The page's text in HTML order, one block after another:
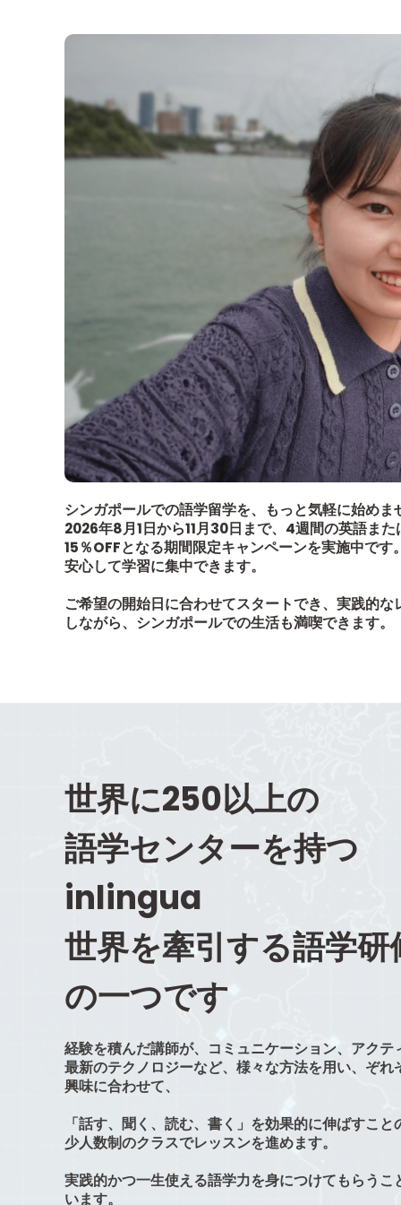
シンガポールでの語学留学を、もっと気軽に始めま
2026年8月1日から11月30日まで、4週間の英語ま
15％OFFとなる期間限定キャンペーンを実施中で
安心して学習に集中できます。
ご希望の開始日に合わせてスタートでき、実践的
しながら、シンガポールでの生活も満喫できます。
世界に250以上の
語学センターを持つ
inlingua
世界を牽引する語学研
の一つです
経験を積んだ講師が、コミュニケーション、アクテ
最新のテクノロジーなど、様々な方法を用い、​ぞれ
興味に合わせて、
「話す、聞く、読む、書く」を効果的に​伸ばすこ
実践的かつ一生使える語学力を身につけてもらうこ
います。